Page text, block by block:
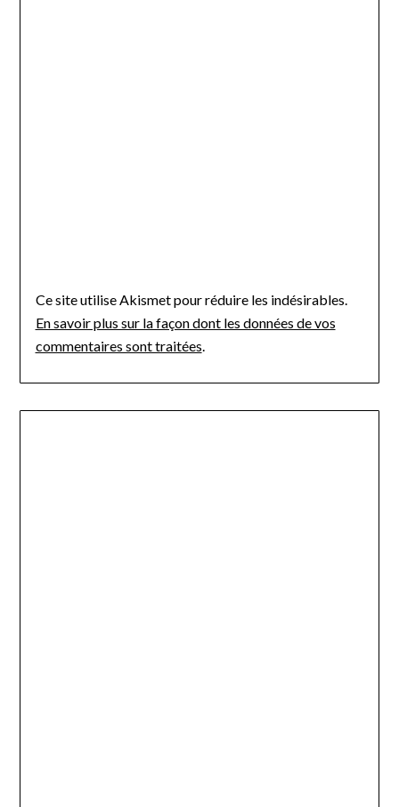
Ce site utilise Akismet pour réduire les indésirables.
En savoir plus sur la façon dont les données de vos
commentaires sont traitées.